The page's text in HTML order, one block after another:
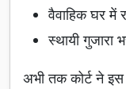
वैवाहिक घर में
स्थायी गुजारा
अभी तक कोर्ट ने